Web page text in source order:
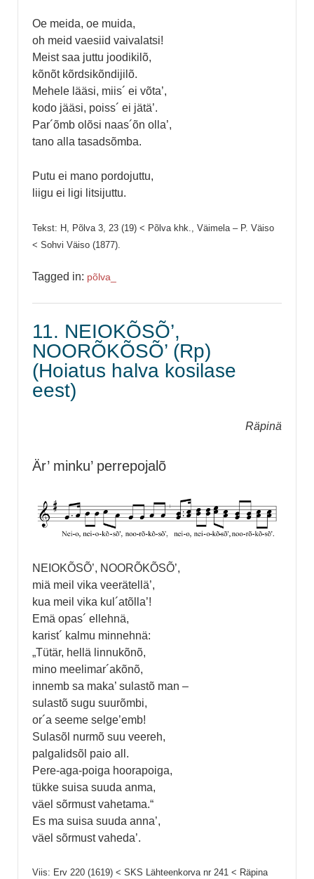
Oe meida, oe muida,
oh meid vaesiid vaivalatsi!
Meist saa juttu joodikilõ,
kõnõt kõrdsikõndijilõ.
Mehele lääsi, miis´ ei võta’,
kodo jääsi, poiss´ ei jätä’.
Par´õmb olõsi naas´õn olla’,
tano alla tasadsõmba.
Putu ei mano pordojuttu,
liigu ei ligi litsijuttu.
Tekst: H, Põlva 3, 23 (19) < Põlva khk., Väimela – P. Väiso
< Sohvi Väiso (1877).
Tagged in: põlva_
11. NEIOKÕSÕ’,
NOORÕKÕSÕ’ (Rp)
(Hoiatus halva kosilase
eest)
Räpinä
Är’ minku’ perrepojalõ
NEIOKÕSÕ’, NOORÕKÕSÕ’,
miä meil vika veerätellä’,
kua meil vika kul´atõlla’!
Emä opas´ ellehnä,
karist´ kalmu minnehnä:
„Tütär, hellä linnukõnõ,
mino meelimar´akõnõ,
innemb sa maka’ sulastõ man –
sulastõ sugu suurõmbi,
or´a seeme selge’emb!
Sulasõl nurmõ suu veereh,
palgalidsõl paio all.
Pere-aga-poiga hoorapoiga,
tükke suisa suuda anma,
väel sõrmust vahetama.“
Es ma suisa suuda anna’,
väel sõrmust vaheda’.
Viis: Erv 220 (1619) < SKS Lähteenkorva nr 241 < Räpina